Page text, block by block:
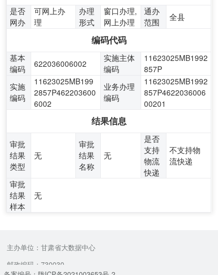
是否
网办
可网上办
理
办理
形式
窗口办理,
网上办理
通办
范围
全县
编码代码
基本
编码
622036006002
实施主体
编码
11623025MB1992
857P
实施
编码
11623025MB199
2857P462203600
6002
业务办理
编码
11623025MB1992
857P4622036006
00201
结果信息
审批
结果
类型
无
审批
结果
名称
无
是否
支持
物流
快递
不支持物
流快递
审批
结果
样本
无
主办单位：甘肃省大数据中心
邮政编码：730030